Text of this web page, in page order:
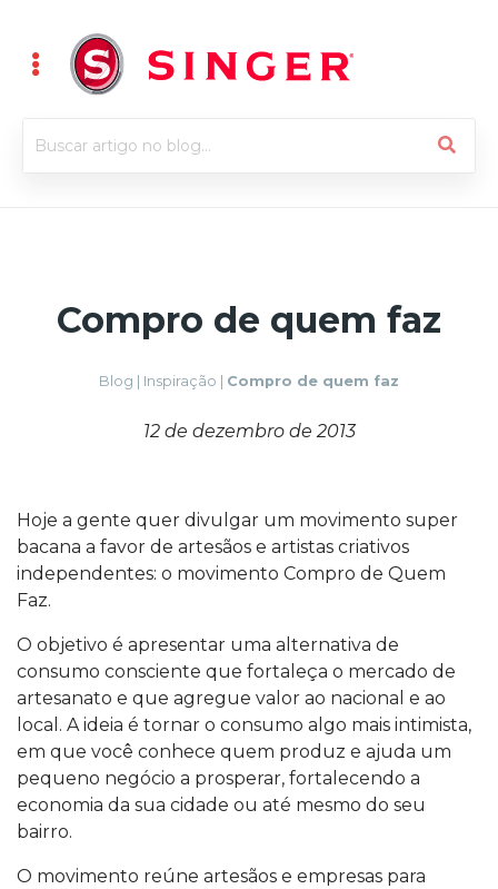
Compro de quem faz
Blog Inspiração Compro de quem faz
12 de dezembro de 2013
Hoje a gente quer divulgar um movimento super
bacana a favor de artesãos e artistas criativos
independentes: o movimento Compro de Quem
Faz.
O objetivo é apresentar uma alternativa de
consumo consciente que fortaleça o mercado de
artesanato e que agregue valor ao nacional e ao
local. A ideia é tornar o consumo algo mais intimista,
em que você conhece quem produz e ajuda um
pequeno negócio a prosperar, fortalecendo a
economia da sua cidade ou até mesmo do seu
bairro.
O movimento reúne artesãos e empresas para